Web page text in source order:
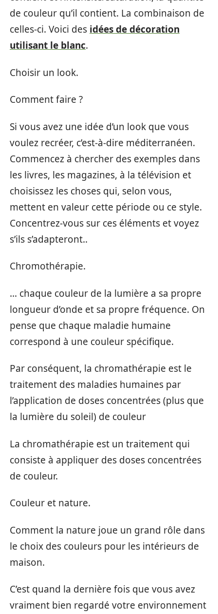
de couleur qu’il contient. La combinaison de
celles-ci. Voici des idées de décoration
utilisant le blanc.
Choisir un look.
Comment faire ?
Si vous avez une idée d’un look que vous
voulez recréer, c’est-à-dire méditerranéen.
Commencez à chercher des exemples dans
les livres, les magazines, à la télévision et
choisissez les choses qui, selon vous,
mettent en valeur cette période ou ce style.
Concentrez-vous sur ces éléments et voyez
s’ils s’adapteront..
Chromothérapie.
… chaque couleur de la lumière a sa propre
longueur d’onde et sa propre fréquence. On
pense que chaque maladie humaine
correspond à une couleur spécifique.
Par conséquent, la chromathérapie est le
traitement des maladies humaines par
l’application de doses concentrées (plus que
la lumière du soleil) de couleur
La chromathérapie est un traitement qui
consiste à appliquer des doses concentrées
de couleur.
Couleur et nature.
Comment la nature joue un grand rôle dans
le choix des couleurs pour les intérieurs de
maison.
C’est quand la dernière fois que vous avez
vraiment bien regardé votre environnement